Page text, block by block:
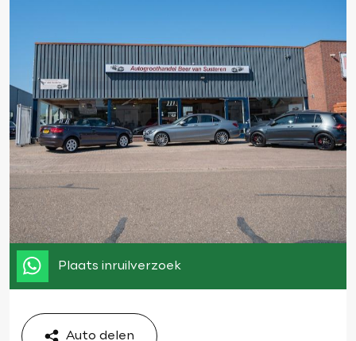
Plaats inruilverzoek
Auto delen